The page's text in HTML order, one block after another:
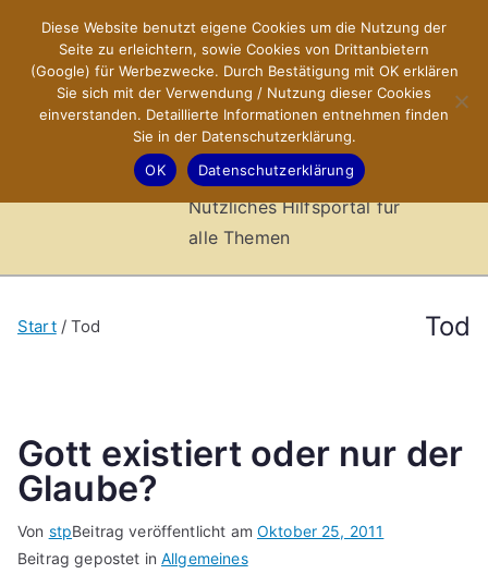
springen
X-Sites.de
–
Hilfsportal
Nützliches Hilfsportal für
alle Themen
Tod
Start Tod
Gott existiert oder nur der
Glaube?
Von stpBeitrag veröffentlicht am Oktober 25, 2011
Beitrag gepostet inAllgemeines
Diese Website benutzt eigene Cookies um die Nutzung der
Seite zu erleichtern, sowie Cookies von Drittanbietern
(Google) für Werbezwecke. Durch Bestätigung mit OK erklären
Sie sich mit der Verwendung / Nutzung dieser Cookies
einverstanden. Detaillierte Informationen entnehmen finden
Sie in der Datenschutzerklärung.
OK
Datenschutzerklärung